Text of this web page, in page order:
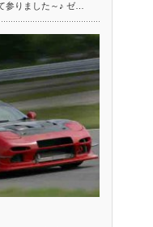
参りました～♪ ゼ…